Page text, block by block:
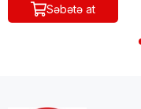
Səbətə at